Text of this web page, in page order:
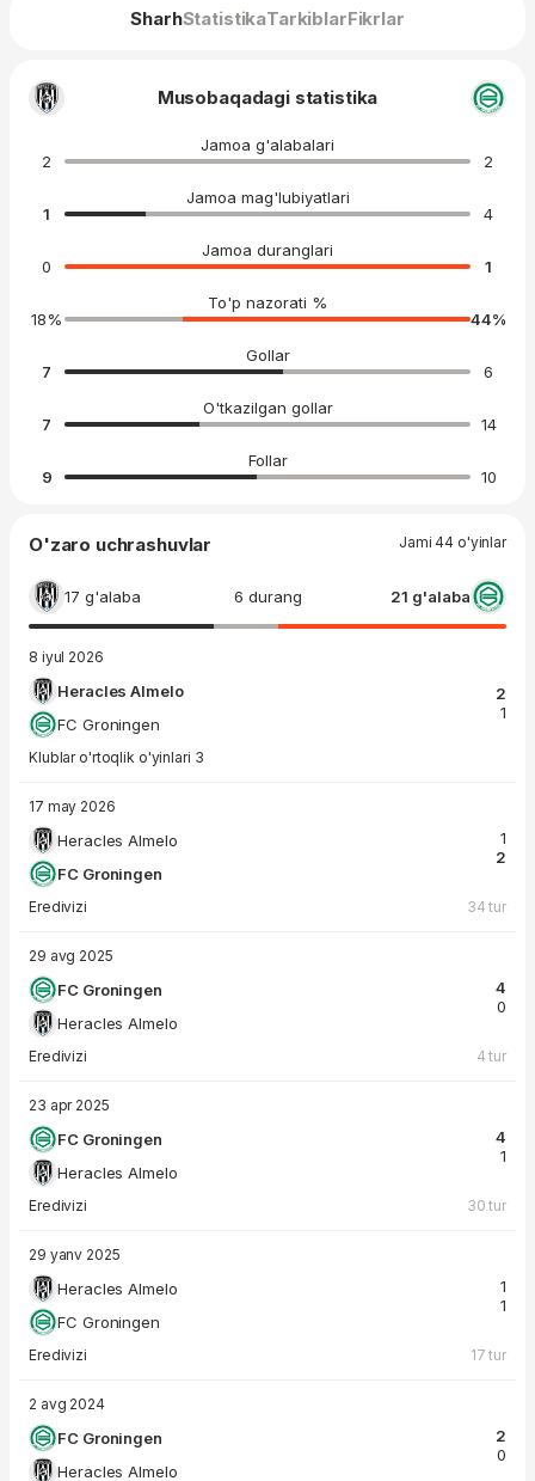
SharhStatistikaTarkiblarFikrlar
Musobaqadagi statistika
Jamoa g'alabalari
2
2
Jamoa mag'lubiyatlari
1
4
Jamoa duranglari
0
1
To'p nazorati %
18% 44%
Gollar
7
6
O'tkazilgan gollar
7
14
Follar
9
10
O'zaro uchrashuvlar Jami 44 o'yinlar
17 g'alaba 6 durang 21 g'alaba
8 iyul 2026
Heracles Almelo
FC Groningen
2
1
Klublar o'rtoqlik o'yinlari 3
17 may 2026
Heracles Almelo
FC Groningen
1
2
Eredivizi 34 tur
29 avg 2025
FC Groningen
Heracles Almelo
4
0
Eredivizi 4 tur
23 apr 2025
FC Groningen
Heracles Almelo
4
1
Eredivizi 30 tur
29 yanv 2025
Heracles Almelo
FC Groningen
1
1
Eredivizi 17 tur
2 avg 2024
FC Groningen
Heracles Almelo
2
0